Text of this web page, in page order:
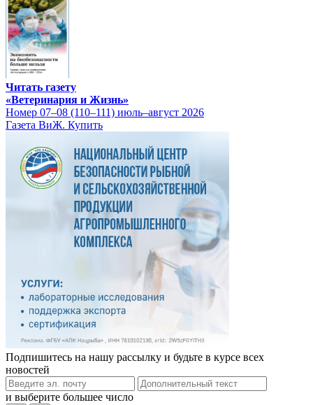
Читать газету
«Ветеринария и Жизнь»
Номер 07–08 (110–111) июль–август 2026
Газета ВиЖ. Купить
Подпишитесь на нашу рассылку и будьте в курсе всех
новостей
и выберите большее число